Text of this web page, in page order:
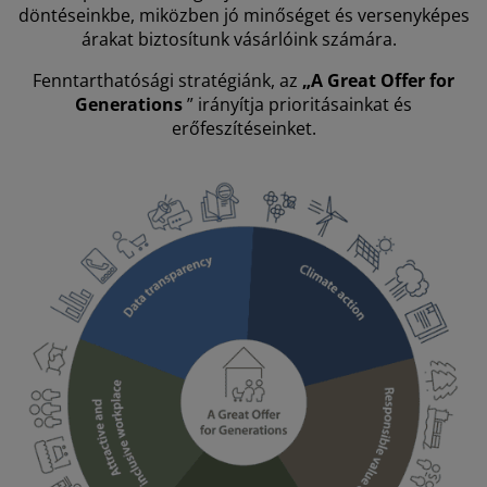
bútorok
és kiegészítők
világítás
döntéseinkbe, miközben jó minőséget és versenyképes
árakat biztosítunk vásárlóink számára.
Fenntarthatósági stratégiánk, az „A Great Offer for
Generations” irányítja prioritásainkat és
erőfeszítéseinket.